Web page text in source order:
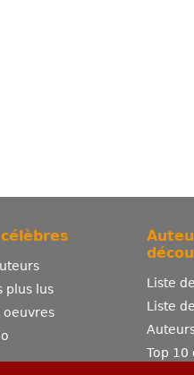
plus lus
oeuvres
Liste
Liste
Top 10